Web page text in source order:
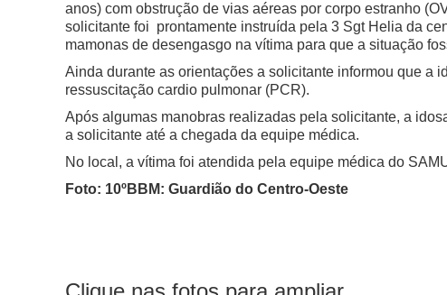
anos) com obstrução de vias aéreas por corpo estranho
solicitante foi prontamente instruída pela 3 Sgt Helia da
mamonas de desengasgo na vítima para que a situação
Ainda durante as orientações a solicitante informou que a
ressuscitação cardio pulmonar (PCR).
Após algumas manobras realizadas pela solicitante, a
a solicitante até a chegada da equipe médica.
No local, a vítima foi atendida pela equipe médica do
Foto: 10ºBBM: Guardião do Centro-Oeste